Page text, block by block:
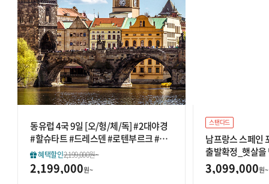
동유럽 4국 9일 [오/헝/체/독] #2대야경
#할슈타트 #드레스덴 #로텐부르크 #동
유럽문화탐방 HIT
혜택할인2,199,000원~
2,199,000원~
스탠다드
남프랑스 스페인
출발확정_햇살
#남프랑스8대도
로방스 #최단동
3,099,000원~